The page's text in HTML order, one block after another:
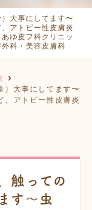
大事にしてます〜
アトピー性皮膚炎
ゆ皮フ科クリニッ
科・美容皮膚科
）大事にしてます〜
、アトピー性皮膚炎
触っての
す〜虫